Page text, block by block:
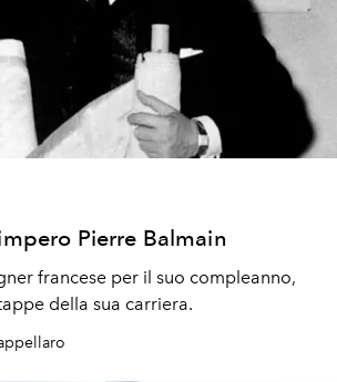
Pierre Balmain
francese per il suo compleanno,
della sua carriera.